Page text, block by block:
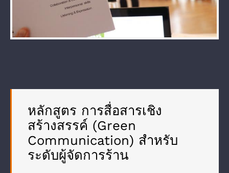
หลักสูตร การสื่อสารเชิง
สร้างสรรค์ (Green
Communication) สำหรับ
ระดับผู้จัดการร้าน